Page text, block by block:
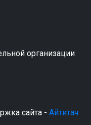
организации
сайта - Айтитач